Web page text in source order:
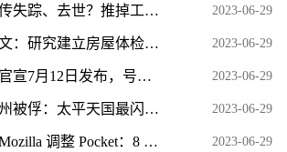
36岁郑欣宜被传失踪、去世？推掉工作玩隐身或想自立门户 2023-06-29
住建部部长刊文：研究建立房屋体检、养老、保险三项制度-焦点热闻 2023-06-29
荣耀Magic V2官宣7月12日发布，号称将“带来革命性折叠屏体验” 2023-06-29
英王陈玉成寿州被俘：太平天国最闪耀的将星悲情落幕 每日消息 2023-06-29
世界百事通！Mozilla 调整 Pocket：8 月 15 日起强制要求 Firefox 账号登录 2023-06-29